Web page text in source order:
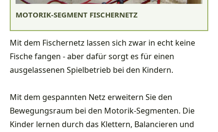
MOTORIK-SEGMENT FISCHERNETZ
Mit dem Fischernetz lassen sich zwar in echt keine
Fische fangen - aber dafür sorgt es für einen
ausgelassenen Spielbetrieb bei den Kindern.
Mit dem gespannten Netz erweitern Sie den
Bewegungsraum bei den Motorik-Segmenten. Die
Kinder lernen durch das Klettern, Balancieren und